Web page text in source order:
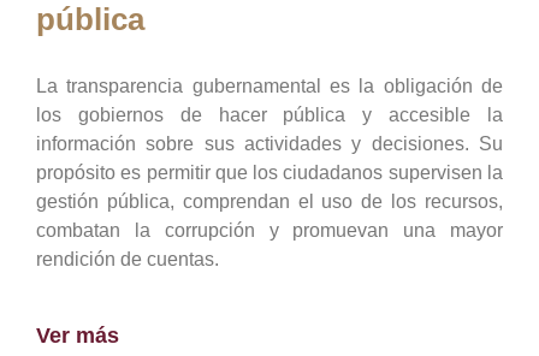
pública
La transparencia gubernamental es la obligación de
los gobiernos de hacer pública y accesible la
información sobre sus actividades y decisiones. Su
propósito es permitir que los ciudadanos supervisen la
gestión pública, comprendan el uso de los recursos,
combatan la corrupción y promuevan una mayor
rendición de cuentas.
Ver más